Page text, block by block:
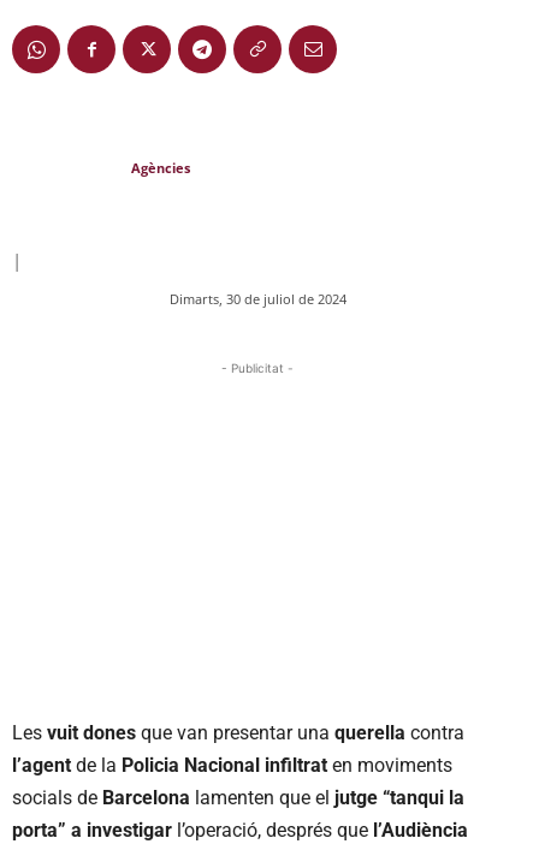
Agències
|
Dimarts, 30 de juliol de 2024
- Publicitat -
Les vuit dones que van presentar una querella contra
l’agent de la Policia Nacional infiltrat en moviments
socials de Barcelona lamenten que el jutge “tanqui la
porta” a investigar l’operació, després que l’Audiència